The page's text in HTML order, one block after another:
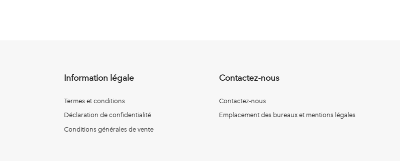
Information légale
Termes et conditions
Déclaration de confidentialité
Conditions générales de vente
Contactez-nous
Contactez-nous
Emplacement des bureaux et mentions légales